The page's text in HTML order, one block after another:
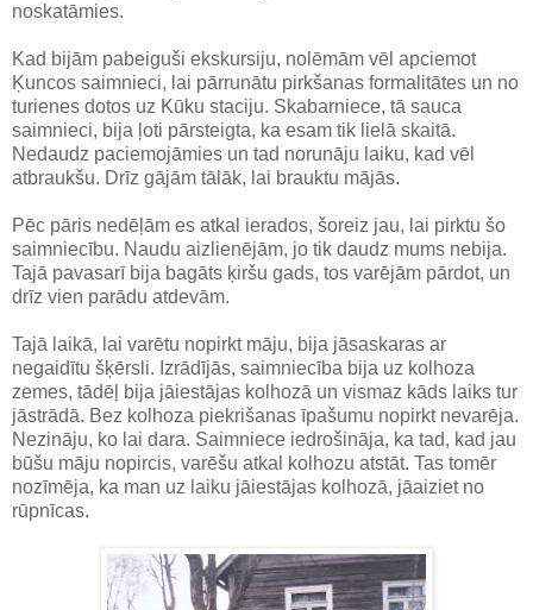
noskatāmies.
Kad bijām pabeiguši ekskursiju, nolēmām vēl apciemot
Ķuncos saimnieci, lai pārrunātu pirkšanas formalitātes un no
turienes dotos uz Kūku staciju. Skabarniece, tā sauca
saimnieci, bija ļoti pārsteigta, ka esam tik lielā skaitā.
Nedaudz paciemojāmies un tad norunāju laiku, kad vēl
atbraukšu. Drīz gājām tālāk, lai brauktu mājās.
Pēc pāris nedēļām es atkal ierados, šoreiz jau, lai pirktu šo
saimniecību. Naudu aizlienējām, jo tik daudz mums nebija.
Tajā pavasarī bija bagāts ķiršu gads, tos varējām pārdot, un
drīz vien parādu atdevām.
Tajā laikā, lai varētu nopirkt māju, bija jāsaskaras ar
negaidītu šķērsli. Izrādījās, saimniecība bija uz kolhoza
zemes, tādēļ bija jāiestājas kolhozā un vismaz kāds laiks tur
jāstrādā. Bez kolhoza piekrišanas īpašumu nopirkt nevarēja.
Nezināju, ko lai dara. Saimniece iedrošināja, ka tad, kad jau
būšu māju nopircis, varēšu atkal kolhozu atstāt. Tas tomēr
nozīmēja, ka man uz laiku jāiestājas kolhozā, jāaiziet no
rūpnīcas.